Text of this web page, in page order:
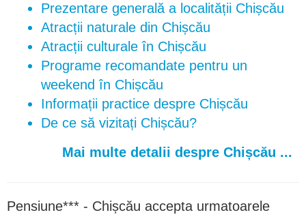
Prezentare generală a localității Chișcău
Atracții naturale din Chișcău
Atracții culturale în Chișcău
Programe recomandate pentru un
weekend în Chișcău
Informații practice despre Chișcău
De ce să vizitați Chișcău?
Mai multe detalii despre Chișcău ...
Pensiune*** - Chișcău accepta urmatoarele